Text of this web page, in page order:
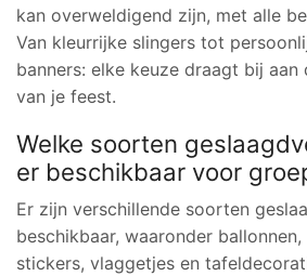
kan overweldigend zijn, met alle
Van kleurrijke slingers tot
banners: elke keuze draagt bij aan
van je feest.
Welke soorten
er beschikbaar voor
Er zijn verschillende soorten
beschikbaar, waaronder ballonnen,
stickers, vlaggetjes en